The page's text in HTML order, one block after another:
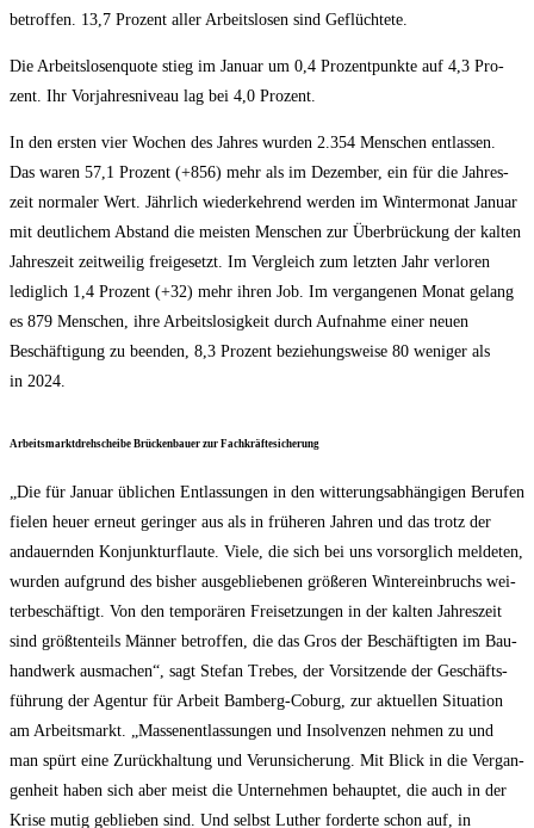
betrof­fen. 13,7 Pro­zent aller Arbeits­lo­sen sind Geflüchtete.
Die Arbeits­lo­sen­quo­te stieg im Janu­ar um 0,4 Pro­zent­punk­te auf 4,3 Pro­
zent. Ihr Vor­jah­res­ni­veau lag bei 4,0 Prozent.
In den ers­ten vier Wochen des Jah­res wur­den 2.354 Men­schen ent­las­sen.
Das waren 57,1 Pro­zent (+856) mehr als im Dezem­ber, ein für die Jah­res­
zeit nor­ma­ler Wert. Jähr­lich wie­der­keh­rend wer­den im Win­ter­mo­nat Janu­ar
mit deut­li­chem Abstand die meis­ten Men­schen zur Über­brü­ckung der kal­ten
Jah­res­zeit zeit­wei­lig frei­ge­setzt. Im Ver­gleich zum letz­ten Jahr ver­lo­ren
ledig­lich 1,4 Pro­zent (+32) mehr ihren Job. Im ver­gan­ge­nen Monat gelang
es 879 Men­schen, ihre Arbeits­lo­sig­keit durch Auf­nah­me einer neu­en
Beschäf­ti­gung zu been­den, 8,3 Pro­zent bezie­hungs­wei­se 80 weni­ger als
in 2024.
Arbeits­markt­dreh­schei­be Brü­cken­bau­er zur Fachkräftesicherung
„Die für Janu­ar übli­chen Ent­las­sun­gen in den wit­te­rungs­ab­hän­gi­gen Beru­fen
fie­len heu­er erneut gerin­ger aus als in frü­he­ren Jah­ren und das trotz der
andau­ern­den Kon­junk­tur­flau­te. Vie­le, die sich bei uns vor­sorg­lich mel­de­ten,
wur­den auf­grund des bis­her aus­ge­blie­be­nen grö­ße­ren Win­ter­ein­bruchs wei­
ter­be­schäf­tigt. Von den tem­po­rä­ren Frei­set­zun­gen in der kal­ten Jah­res­zeit
sind größ­ten­teils Män­ner betrof­fen, die das Gros der Beschäf­tig­ten im Bau­
hand­werk aus­ma­chen“, sagt Ste­fan Tre­bes, der Vor­sit­zen­de der Geschäfts­
füh­rung der Agen­tur für Arbeit Bam­berg-Coburg, zur aktu­el­len Situa­ti­on
am Arbeits­markt. „Mas­sen­ent­las­sun­gen und Insol­ven­zen neh­men zu und
man spürt eine Zurück­hal­tung und Ver­un­si­che­rung. Mit Blick in die Ver­gan­
gen­heit haben sich aber meist die Unter­neh­men behaup­tet, die auch in der
Kri­se mutig geblie­ben sind. Und selbst Luther for­der­te schon auf, in